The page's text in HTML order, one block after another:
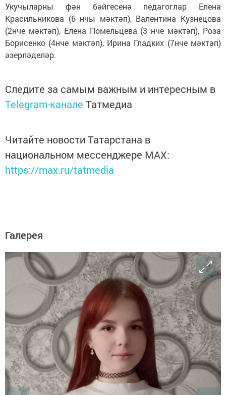
Укучыларны фән бәйгесенә педагоглар Елена
Красильникова (6 нчы мәктәп), Валентина Кузнецова
(2нче мәктәп), Елена Помельцева (3 нче мәктәп), Роза
Борисенко (4нче мәктәп), Ирина Гладких (7нче мәктәп)
әзерләделәр.
Следите за самым важным и интересным в
Telegram-канале Татмедиа
Читайте новости Татарстана в
национальном мессенджере MАХ:
https://max.ru/tatmedia
Галерея